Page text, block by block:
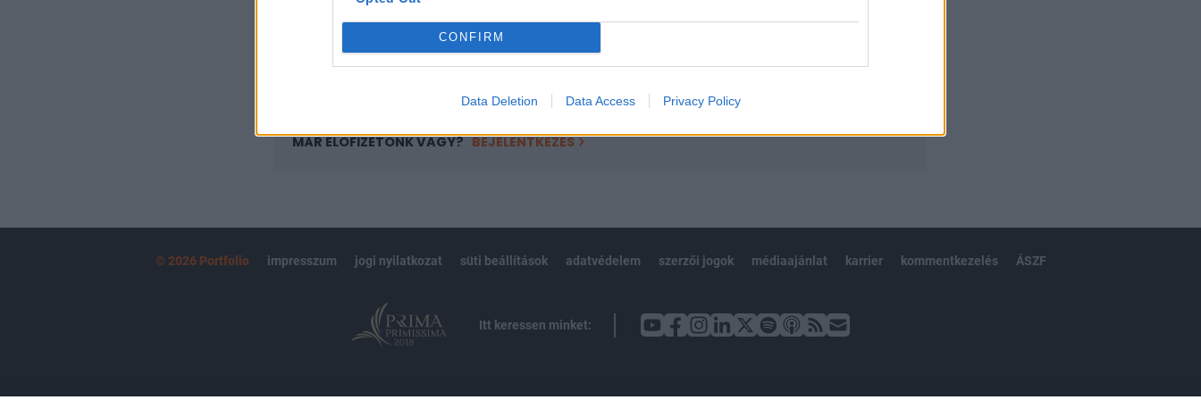
CONFIRM
Data Deletion Data Access Privacy Policy
Kötéslisták: BÉT elmúlt 2 év napon belüli
MÁR ELŐFIZETŐNK VAGY? BEJELENTKEZÉS
© 2026 Portfolio impresszum jogi nyilatkozat süti beállítások adatvédelem szerzői jogok médiaajánlat karrier kommentkezelés ÁSZF
Itt keressen minket: